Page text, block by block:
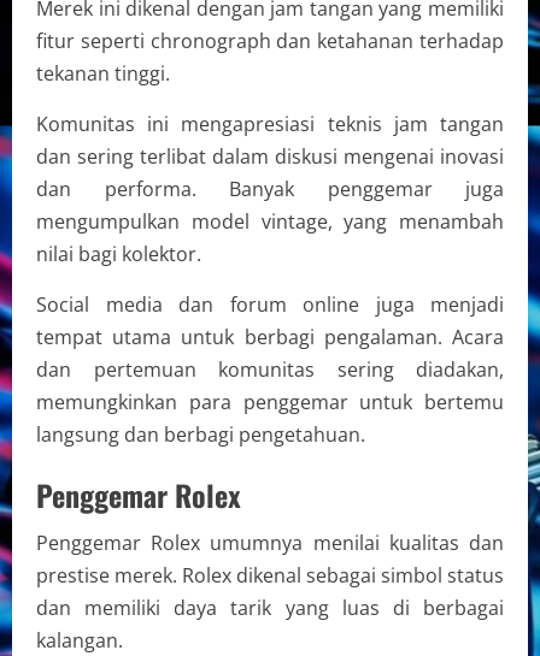
Merek ini dikenal dengan jam tangan yang memiliki
fitur seperti chronograph dan ketahanan terhadap
tekanan tinggi.
Komunitas ini mengapresiasi teknis jam tangan
dan sering terlibat dalam diskusi mengenai inovasi
dan performa. Banyak penggemar juga
mengumpulkan model vintage, yang menambah
nilai bagi kolektor.
Social media dan forum online juga menjadi
tempat utama untuk berbagi pengalaman. Acara
dan pertemuan komunitas sering diadakan,
memungkinkan para penggemar untuk bertemu
langsung dan berbagi pengetahuan.
Penggemar Rolex
Penggemar Rolex umumnya menilai kualitas dan
prestise merek. Rolex dikenal sebagai simbol status
dan memiliki daya tarik yang luas di berbagai
kalangan.